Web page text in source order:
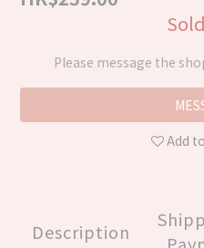
Please message the
Add
Description